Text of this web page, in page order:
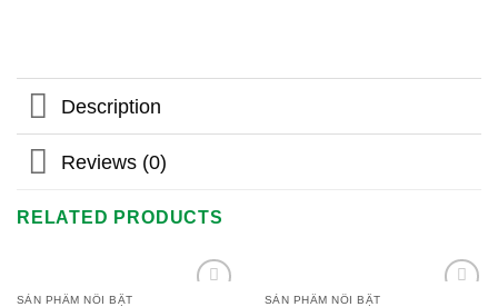
Description
Reviews (0)
RELATED PRODUCTS
SẢN PHẨM NỔI BẬT SẢN PHẨM NỔI BẬT